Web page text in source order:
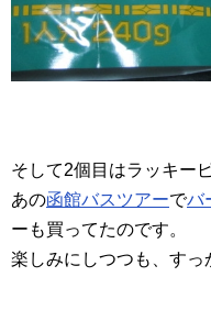
そして2個目はラッキー
あの函館バスツアーでバ
ーも買ってたのです。
楽しみにしつつも、すっ